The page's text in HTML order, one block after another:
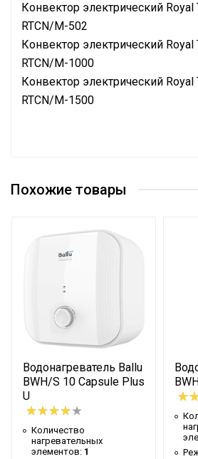
Конвектор электрический Royal
RTCN/M-502
Конвектор электрический Royal
RTCN/M-1000
Конвектор электрический Royal
RTCN/M-1500
соответствие
Материал
изделия
Глубина
упаковки товара
Ширина
упаковки товара
Бренд
Гарантийный
Похожие товары
Водонагреватель Ballu
BWH/S 10 Capsule Plus
U
Количество
нагревательных
элементов: 1